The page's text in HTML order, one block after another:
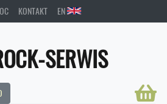
KONTAKT EN
SERWIS